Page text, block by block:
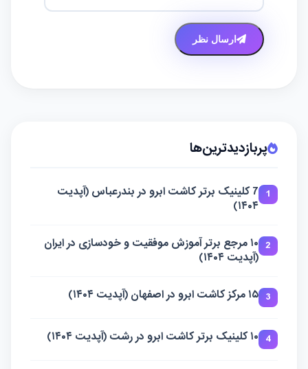
ارسال نظر
پربازدیدترین‌ها
1
7 کلینیک برتر کاشت ابرو در بندرعباس (آپدیت
۱۴۰۴)
2
۱۰ مرجع برتر آموزش موفقیت و خودسازی در ایران
(آپدیت ۱۴۰۴)
3 ۱۵ مرکز کاشت ابرو در اصفهان (آپدیت ۱۴۰۴)
4 ۱۰ کلینیک برتر کاشت ابرو در رشت (آپدیت ۱۴۰۴)